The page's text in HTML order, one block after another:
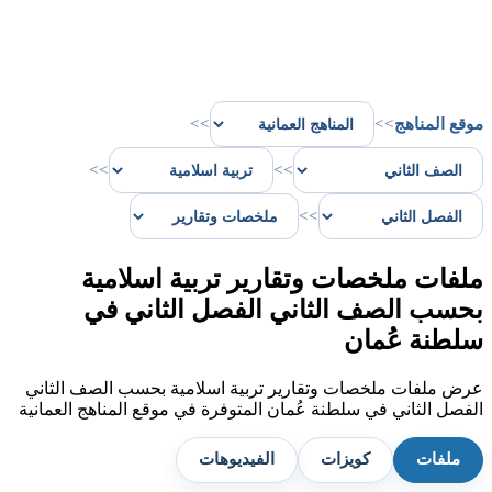
موقع المناهج>>
>>
>>
>>
>>
ملفات ملخصات وتقارير تربية اسلامية
بحسب الصف الثاني الفصل الثاني في
سلطنة عُمان
عرض ملفات ملخصات وتقارير تربية اسلامية بحسب الصف الثاني
الفصل الثاني في سلطنة عُمان المتوفرة في موقع المناهج العمانية
ملفات كويزات الفيديوهات